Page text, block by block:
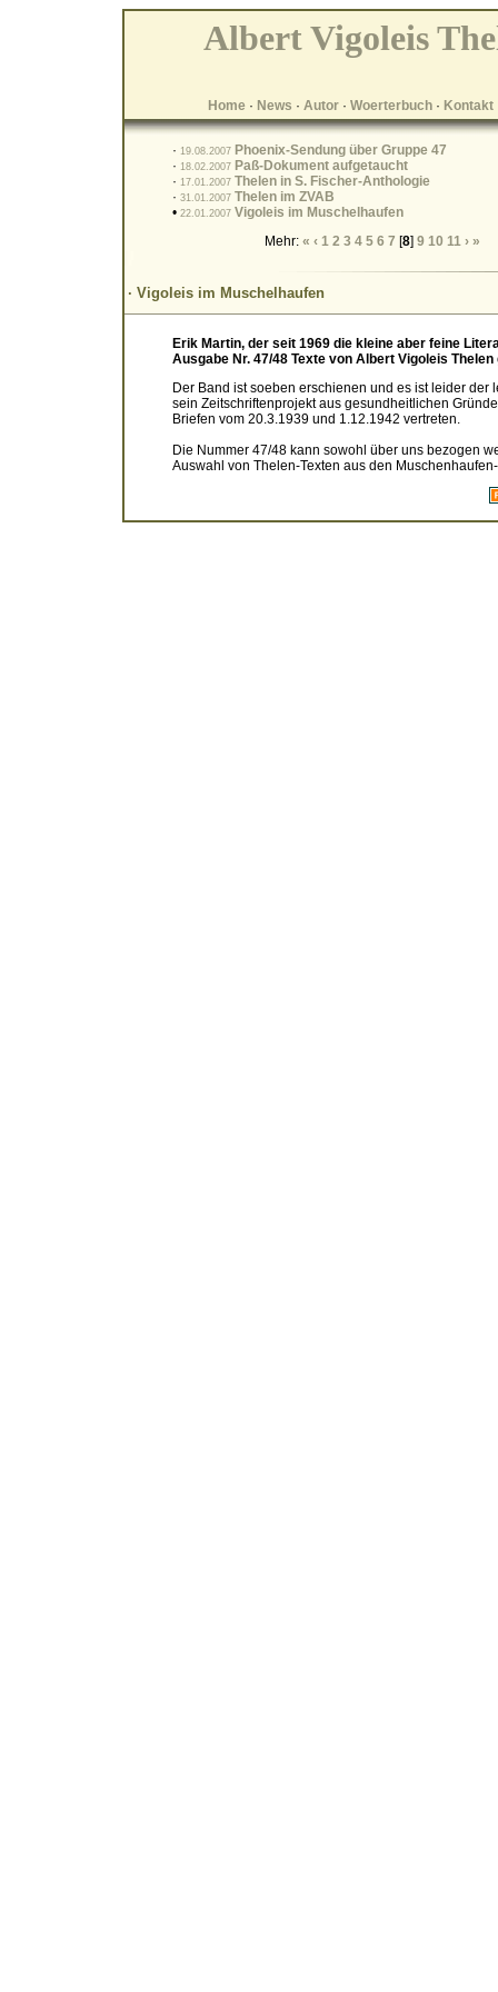
Albert Vigoleis
Home · News · Autor · Woerterbuch · Kontakt
· 19.08.2007 Phoenix-Sendung über Gruppe 47
· 18.02.2007 Paß-Dokument aufgetaucht
· 17.01.2007 Thelen in S. Fischer-Anthologie
· 31.01.2007 Thelen im ZVAB
• 22.01.2007 Vigoleis im Muschelhaufen
Mehr: « ‹ 1 2 3 4 5 6 7 [8] 9 10 11 › »
· Vigoleis im Muschelhaufen
Erik Martin, der seit 1969 die kleine aber feine
Ausgabe Nr. 47/48 Texte von Albert Vigoleis
Der Band ist soeben erschienen und es ist leider
sein Zeitschriftenprojekt aus gesundheitlichen
Briefen vom 20.3.1939 und 1.12.1942 vertreten.
Die Nummer 47/48 kann sowohl über uns bezogen
Auswahl von Thelen-Texten aus den